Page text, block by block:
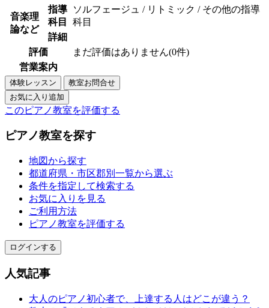
音楽理
論など
指導
科目
ソルフェージュ / リトミック / その他の指導
科目
詳細
評価
まだ評価はありません(0件)
営業案内
このピアノ教室を評価する
ピアノ教室を探す
地図から探す
都道府県・市区郡別一覧から選ぶ
条件を指定して検索する
お気に入りを見る
ご利用方法
ピアノ教室を評価する
ログインする
人気記事
大人のピアノ初心者で、上達する人はどこが違う？